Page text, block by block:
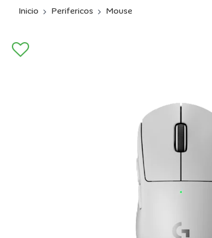
Inicio Perifericos Mouse